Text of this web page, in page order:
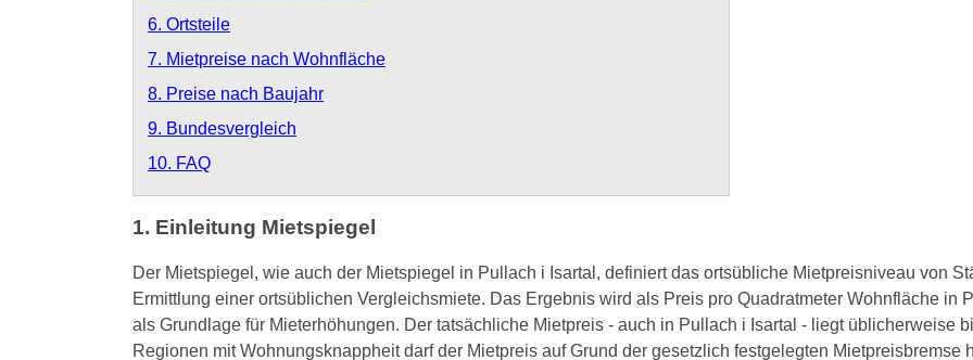
6. Ortsteile
7. Mietpreise nach Wohnfläche
8. Preise nach Baujahr
9. Bundesvergleich
10. FAQ
1. Einleitung Mietspiegel
Der Mietspiegel, wie auch der Mietspiegel in Pullach i Isartal, definiert das ortsübliche Mietpreisniveau von
Ermittlung einer ortsüblichen Vergleichsmiete. Das Ergebnis wird als Preis pro Quadratmeter Wohnfläche in
als Grundlage für Mieterhöhungen. Der tatsächliche Mietpreis - auch in Pullach i Isartal - liegt üblicherweise
Regionen mit Wohnungsknappheit darf der Mietpreis auf Grund der gesetzlich festgelegten Mietpreisbremse